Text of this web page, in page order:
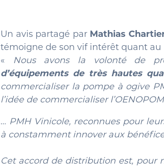
Un avis partagé par Mathias
témoigne de son vif intérêt quant
«
Nous avons la volonté de
d’équipements de très hautes
commercialiser la pompe à ogive
l’idée de commercialiser
… PMH Vinicole, reconnues pour
à constamment innover aux
Cet accord de distribution est, pour